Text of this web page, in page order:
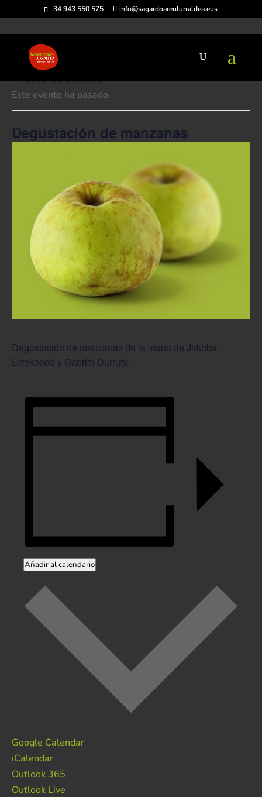
+34 943 550 575 info@sagardoarenlurraldea.eus
« Todos los Eventos
Este evento ha pasado.
Degustación de manzanas
Degustación de manzanas de la mano de Jakoba
Errekondo y Gabriel Durruty.
Añadir al calendario
Google Calendar
iCalendar
Outlook 365
Outlook Live